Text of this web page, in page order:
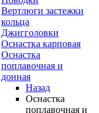
Вертлюги застежки
кольца
Джигголовки
Оснастка карповая
Оснастка
поплавочная и
донная
Назад
Оснастка
поплавочная и